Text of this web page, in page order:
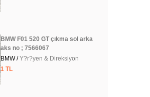
BMW F01 520 GT çıkma sol arka
aks no ; 7566067
BMW /Y?r?yen & Direksiyon
1 TL